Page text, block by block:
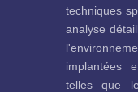
techniques
analyse
implantées
telles que